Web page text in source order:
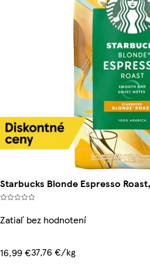
Starbucks Blonde Espresso
Zatiaľ bez hodnotení
16,99 €37,76 €/kg